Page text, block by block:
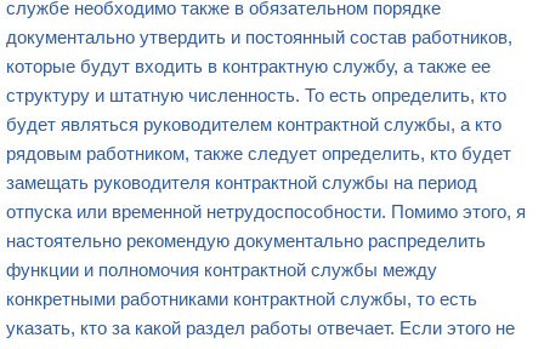
службе необходимо также в обязательном порядке
документально утвердить и постоянный состав работников,
которые будут входить в контрактную службу, а также ее
структуру и штатную численность. То есть определить, кто
будет являться руководителем контрактной службы, а кто
рядовым работником, также следует определить, кто будет
замещать руководителя контрактной службы на период
отпуска или временной нетрудоспособности. Помимо этого, я
настоятельно рекомендую документально распределить
функции и полномочия контрактной службы между
конкретными работниками контрактной службы, то есть
указать, кто за какой раздел работы отвечает. Если этого не